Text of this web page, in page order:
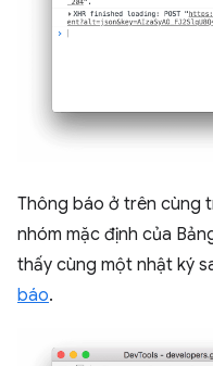
Thông báo ở trên cùng
nhóm mặc định của
thấy cùng một nhật ký
báo.